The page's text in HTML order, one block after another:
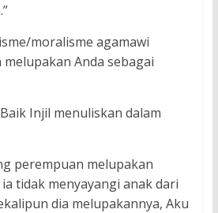
moralisme agamawi
melupakan Anda sebagai
Injil menuliskan dalam
perempuan melupakan
tidak menyayangi anak dari
dia melupakannya, Aku